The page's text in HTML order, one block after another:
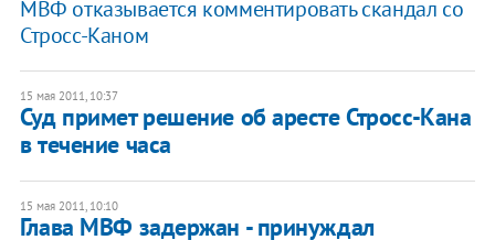
МВФ отказывается комментировать скандал со
Стросс-Каном
15 мая 2011, 10:37
Суд примет решение об аресте Стросс-Кана
в течение часа
15 мая 2011, 10:10
Глава МВФ задержан - принуждал